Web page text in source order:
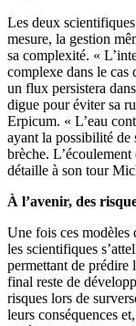
Les deux
mesure, la gestion
sa complexité. «
complexe dans le cas
un flux persistera
digue pour éviter sa
Erpicum. « L’eau
ayant la possibilité de
brèche.
détaille à son tour
À l’avenir, des
Une fois ces modèles
les scientifiques
permettant de prédire
final reste de
risques lors de
leurs conséquences